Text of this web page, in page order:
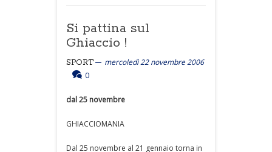
Si pattina sul
Ghiaccio !
SPORT
mercoledì 22 novembre 2006
0
dal 25 novembre
GHIACCIOMANIA
Dal 25 novembre al 21 gennaio torna in